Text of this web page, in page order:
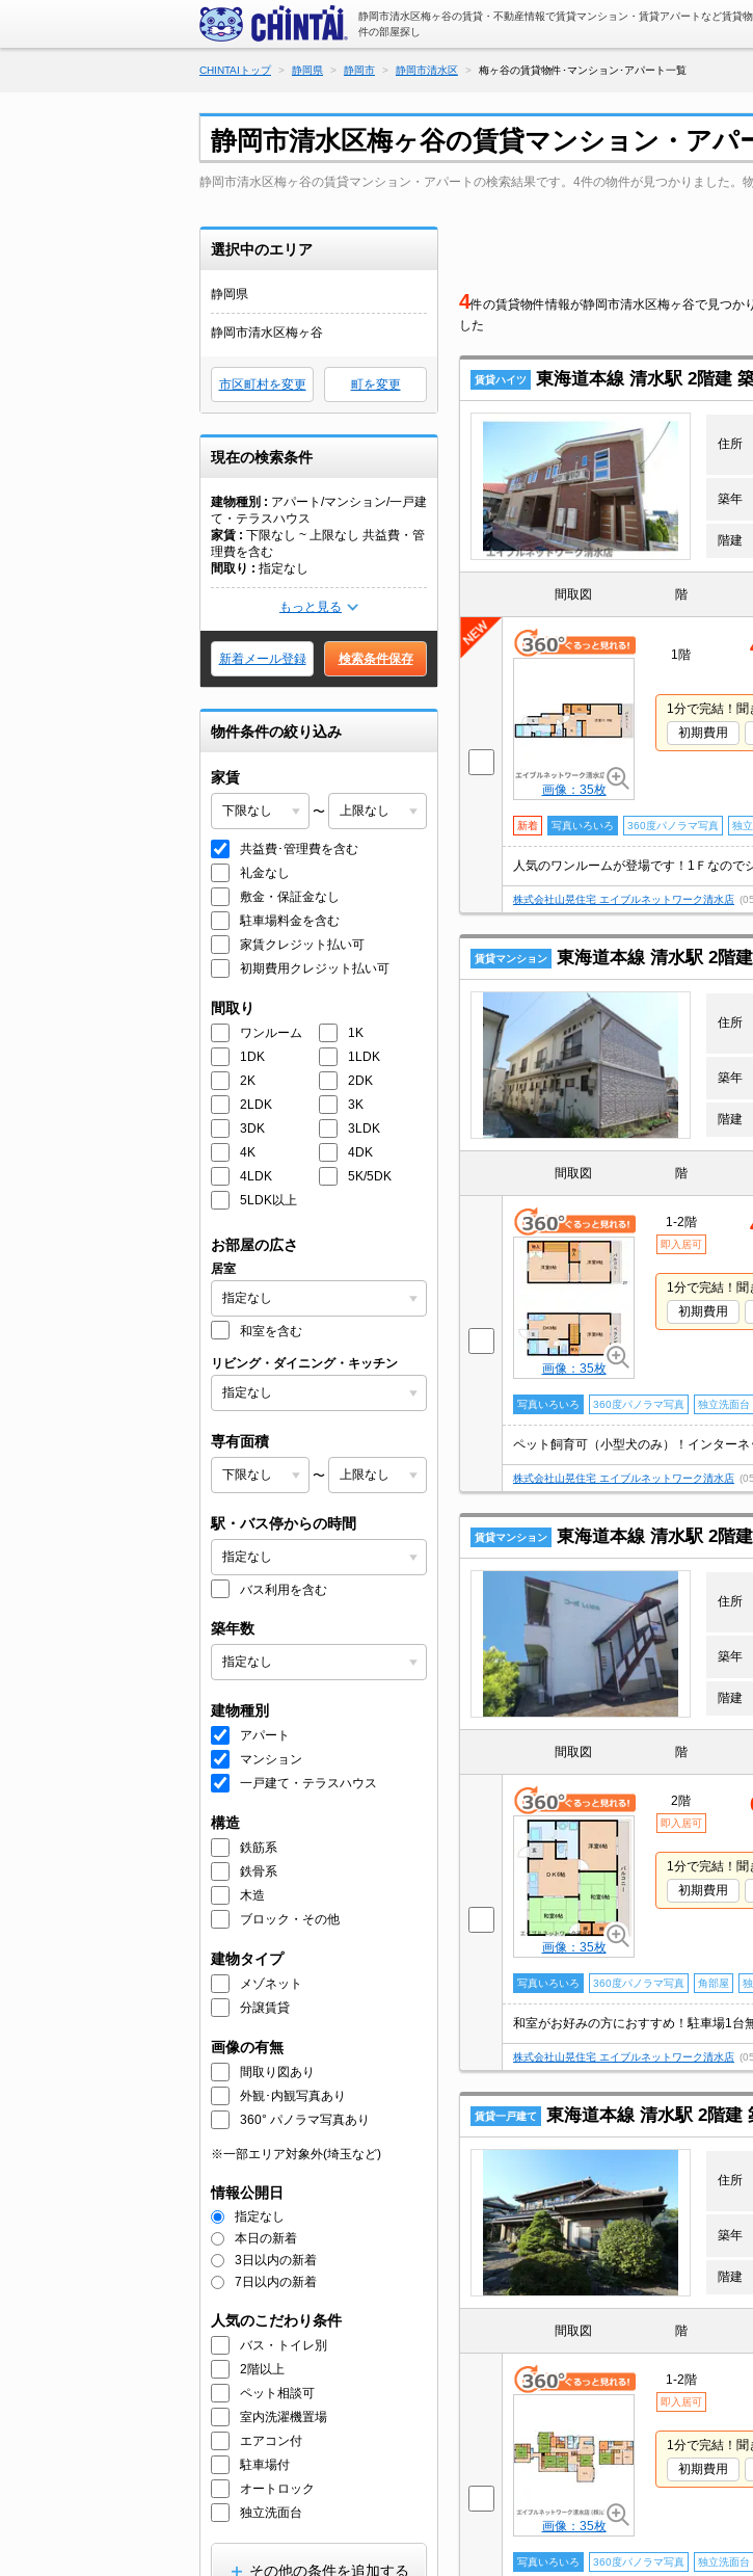
静岡市清水区梅ヶ谷の賃貸・不動産情報で賃貸マンション・賃貸アパートなど賃貸物
件の部屋探し
CHINTAIトップ 静岡県 静岡市 静岡市清水区 梅ヶ谷の賃貸物件･マンション･アパート一覧
静岡市清水区梅ヶ谷の賃貸マンション・アパ
静岡市清水区梅ヶ谷の賃貸マンション・アパートの検索結果です。4件の物件が見つかりました。
選択中のエリア
静岡県
静岡市清水区梅ヶ谷
市区町村を変更 町を変更
現在の検索条件
建物種別
アパート/マンション/一戸建
て・テラスハウス
家賃
下限なし ~ 上限なし 共益費・管
理費を含む
間取り
指定なし
もっと見る
新着メール登録 検索条件保存
物件条件の絞り込み
家賃
〜
共益費･管理費を含む
礼金なし
敷金・保証金なし
駐車場料金を含む
家賃クレジット払い可
初期費用クレジット払い可
間取り
ワンルーム
1K
1DK
1LDK
2K
2DK
2LDK
3K
3DK
3LDK
4K
4DK
4LDK
5K/5DK
5LDK以上
お部屋の広さ
居室
和室を含む
リビング・ダイニング・キッチン
専有面積
〜
駅・バス停からの時間
バス利用を含む
築年数
建物種別
アパート
マンション
一戸建て・テラスハウス
構造
鉄筋系
鉄骨系
木造
ブロック・その他
建物タイプ
メゾネット
分譲賃貸
画像の有無
間取り図あり
外観･内観写真あり
360° パノラマ写真あり
※一部エリア対象外(埼玉など)
情報公開日
指定なし
本日の新着
3日以内の新着
7日以内の新着
人気のこだわり条件
バス・トイレ別
2階以上
ペット相談可
室内洗濯機置場
エアコン付
駐車場付
オートロック
独立洗面台
その他の条件を追加する
4件の賃貸物件情報が静岡市清水区梅ヶ谷で見つか
した
賃貸ハイツ 東海道本線 清水駅 2階建
住所
築年
階建
間取図 階
画像：35枚
1階
1分で完結！聞
初期費用
新着 写真いろいろ 360度パノラマ写真 独
株式会社山晃住宅 エイブルネットワーク清水店
賃貸マンション 東海道本線 清水駅 2階
住所
築年
階建
間取図 階
画像：35枚
1-2階
即入居可
1分で完結！聞
初期費用
写真いろいろ 360度パノラマ写真 独立洗面台
ペット飼育可（小型犬のみ）！インター
株式会社山晃住宅 エイブルネットワーク清水店
賃貸マンション 東海道本線 清水駅 2階
住所
築年
階建
間取図 階
画像：35枚
2階
即入居可
1分で完結！聞
初期費用
写真いろいろ 360度パノラマ写真 角部屋
和室がお好みの方におすすめ！駐車場1台
株式会社山晃住宅 エイブルネットワーク清水店
賃貸一戸建て 東海道本線 清水駅 2階建
住所
築年
階建
間取図 階
画像：35枚
1-2階
即入居可
1分で完結！聞
初期費用
写真いろいろ 360度パノラマ写真 独立洗面台